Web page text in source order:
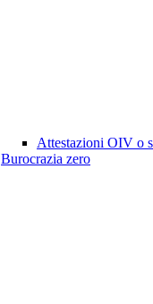
Attestazioni OIV o
Burocrazia zero